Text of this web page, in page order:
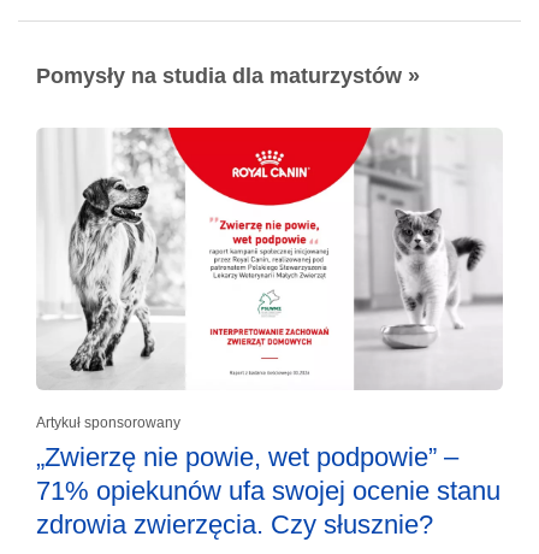
Pomysły na studia dla maturzystów »
Artykuł sponsorowany
„Zwierzę nie powie, wet podpowie” –
71% opiekunów ufa swojej ocenie stanu
zdrowia zwierzęcia. Czy słusznie?